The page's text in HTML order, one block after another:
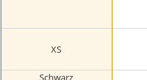
XS
Schwarz